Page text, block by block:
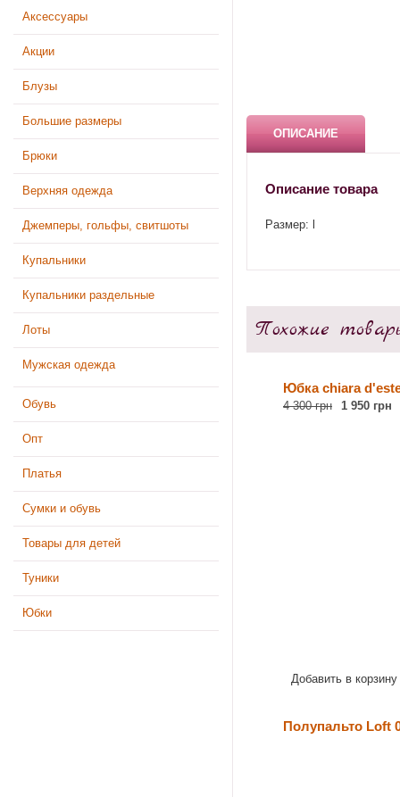
Аксессуары
Акции
Блузы
Большие размеры
Брюки
Верхняя одежда
Джемперы, гольфы, свитшоты
Купальники
Купальники раздельные
Лоты
Мужская одежда
Обувь
Опт
Платья
Сумки и обувь
Товары для детей
Туники
Юбки
ОПИСАНИЕ
Описание товара
Размер: l
Похожие
Юбка chiara
4 300 грн 1 950 грн
Добавить в корзину
Полупальто Loft